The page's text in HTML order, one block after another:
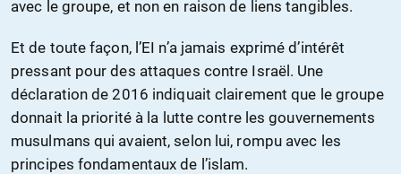
avec le groupe, et non en raison de liens tangibles.
Et de toute façon, l’EI n’a jamais exprimé d’intérêt
pressant pour des attaques contre Israël. Une
déclaration de 2016 indiquait clairement que le groupe
donnait la priorité à la lutte contre les gouvernements
musulmans qui avaient, selon lui, rompu avec les
principes fondamentaux de l’islam.